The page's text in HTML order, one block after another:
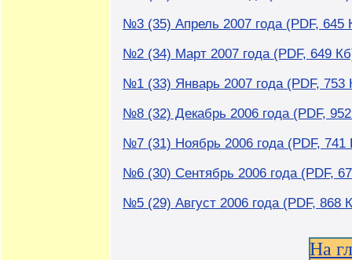
№3 (35) Апрель 2007 года (PDF, 645
№2 (34) Март 2007 года (PDF, 649
№1 (33) Январь 2007 года (PDF, 753
№8 (32) Декабрь 2006 года (PDF,
№7 (31) Ноябрь 2006 года (PDF, 741
№6 (30) Сентябрь 2006 года (PDF,
№5 (29) Август 2006 года (PDF, 868
На